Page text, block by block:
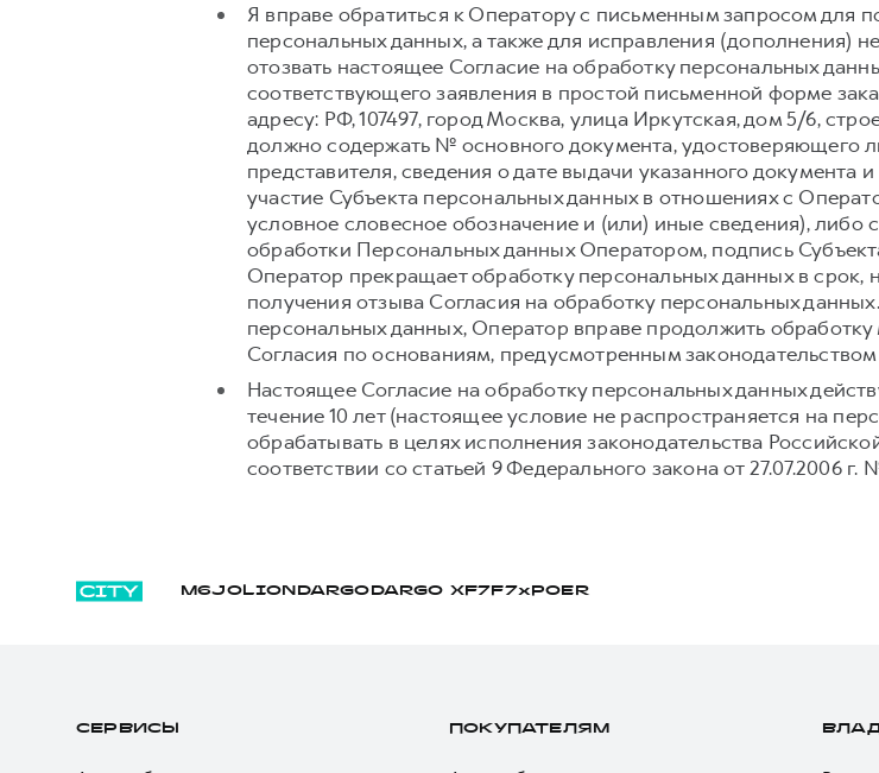
Я вправе обратиться к Оператору с письменным запросом
персональных данных, а также для исправления (дополнения)
отозвать настоящее Согласие на обработку персональных
соответствующего заявления в простой письменной форме
адресу: РФ, 107497, город Москва, улица Иркутская, дом 5/6,
должно содержать № основного документа, удостоверяющего
представителя, сведения о дате выдачи указанного
участие Субъекта персональных данных в отношениях с
условное словесное обозначение и (или) иные сведения),
обработки Персональных данных Оператором, подпись
Оператор прекращает обработку персональных данных в
получения отзыва Согласия на обработку персональных
персональных данных, Оператор вправе продолжить
Согласия по основаниям, предусмотренным
Настоящее Согласие на обработку персональных данных
течение 10 лет (настоящее условие не распространяется на
обрабатывать в целях исполнения законодательства
соответствии со статьей 9 Федерального закона от 27.07.2006
M6JOLION DARGO DARGO Х F7 F7x POER
СЕРВИСЫ ПОКУПАТЕЛЯМ